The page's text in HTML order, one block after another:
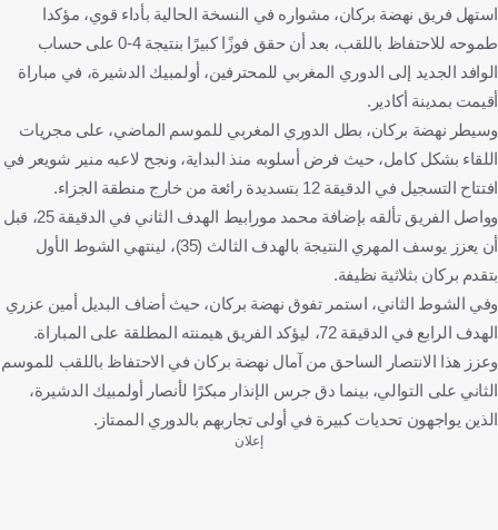
نهضة بركان
الدوري المغربي الممتاز المغرب كرة قدم
استهل فريق نهضة بركان، مشواره في النسخة الحالية بأداء قوي، مؤكدا
طموحه للاحتفاظ باللقب، بعد أن حقق فوزًا كبيرًا بنتيجة 4-0 على حساب
الوافد الجديد إلى الدوري المغربي للمحترفين، أولمبيك الدشيرة، في مباراة
أقيمت بمدينة أكادير.
وسيطر نهضة بركان، بطل الدوري المغربي للموسم الماضي، على مجريات
اللقاء بشكل كامل، حيث فرض أسلوبه منذ البداية، ونجح لاعبه منير شويعر في
افتتاح التسجيل في الدقيقة 12 بتسديدة رائعة من خارج منطقة الجزاء.
وواصل الفريق تألقه بإضافة محمد مورابيط الهدف الثاني في الدقيقة 25، قبل
أن يعزز يوسف المهري النتيجة بالهدف الثالث (35)، لينتهي الشوط الأول
بتقدم بركان بثلاثية نظيفة.
وفي الشوط الثاني، استمر تفوق نهضة بركان، حيث أضاف البديل أمين عزري
الهدف الرابع في الدقيقة 72، ليؤكد الفريق هيمنته المطلقة على المباراة.
وعزز هذا الانتصار الساحق من آمال نهضة بركان في الاحتفاظ باللقب للموسم
الثاني على التوالي، بينما دق جرس الإنذار مبكرًا لأنصار أولمبيك الدشيرة،
الذين يواجهون تحديات كبيرة في أولى تجاربهم بالدوري الممتاز.
إعلان